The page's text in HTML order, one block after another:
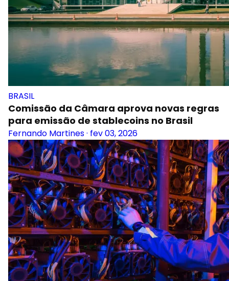
BRASIL
Comissão da Câmara aprova novas regras
para emissão de stablecoins no Brasil
Fernando Martines· fev 03, 2026